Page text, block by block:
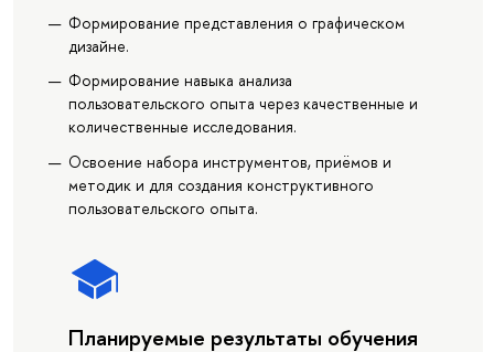
Формирование представления о графическом
дизайне.
Формирование навыка анализа
пользовательского опыта через качественные и
количественные исследования.
Освоение набора инструментов, приёмов и
методик и для создания конструктивного
пользовательского опыта.
Планируемые результаты обучения